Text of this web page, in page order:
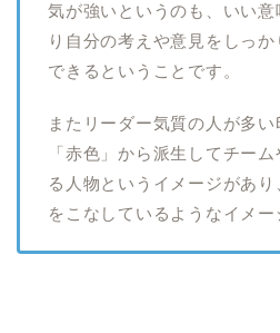
気が強いというのも、いい
り自分の考えや意見をしっ
できるということです。
またリーダー気質の人が多い
「赤色」から派生してチー
る人物というイメージがあ
をこなしているようなイメー